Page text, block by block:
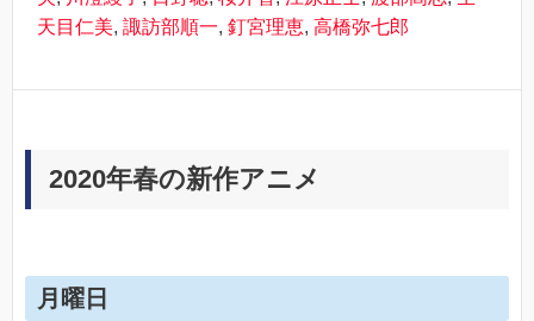
天目仁美, 諏訪部順一, 釘宮理恵, 高橋弥七郎
2020年春の新作アニメ
月曜日